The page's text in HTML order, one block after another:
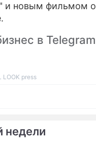
недели
и новым фильмом о
в Telegram
LOOK press